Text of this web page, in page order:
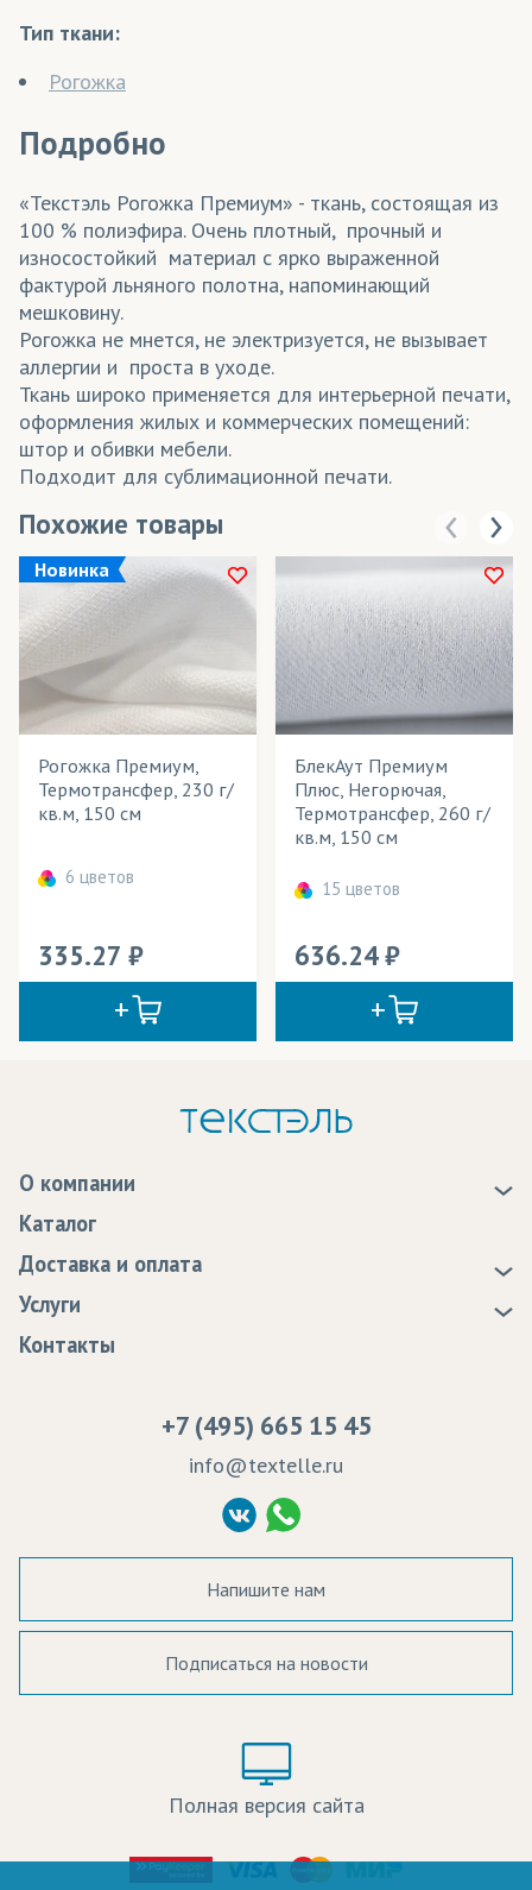
Тип ткани:
Рогожка
Подробно
«Текстэль Рогожка Премиум» - ткань, состоящая из
100 % полиэфира. Очень плотный, прочный и
износостойкий материал с ярко выраженной
фактурой льняного полотна, напоминающий
мешковину.
Рогожка не мнется, не электризуется, не вызывает
аллергии и проста в уходе.
Ткань широко применяется для интерьерной печати,
оформления жилых и коммерческих помещений:
штор и обивки мебели.
Подходит для сублимационной печати.
Похожие товары
Новинка
Рогожка Премиум,
Термотрансфер, 230 г/
кв.м, 150 см
6 цветов
335.27
БлекАут Премиум
Плюс, Негорючая,
Термотрансфер, 260 г/
кв.м, 150 см
15 цветов
636.24
О компании
Статьи
Программа лояльности
Сертификаты качества
Судебные решения
Политика Конфиденциальности
Согласие на обработку ПД
Каталог
Доставка и оплата
Доставка
Оплата
Услуги
Образцы
Контакты
+7 (495) 665 15 45
info@textelle.ru
Напишите нам
Подписаться на новости
Полная версия сайта